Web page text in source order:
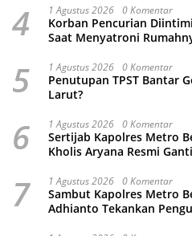
4 1 Agustus 2026 0 Komentar
Korban Pencurian
Saat Menyatroni
5 1 Agustus 2026 0 Komentar
Penutupan TPST Bantar
Larut?
6 1 Agustus 2026 0 Komentar
Sertijab Kapolres Metro
Kholis Aryana Resmi
7 1 Agustus 2026 0 Komentar
Sambut Kapolres Metro
Adhianto Tekankan